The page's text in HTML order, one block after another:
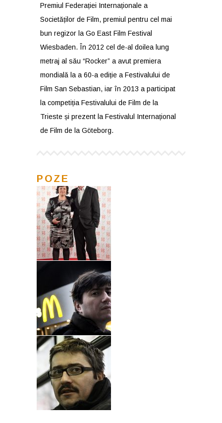
Premiul Federației Internaționale a
Societăților de Film, premiul pentru cel mai
bun regizor la Go East Film Festival
Wiesbaden. În 2012 cel de-al doilea lung
metraj al său “Rocker” a avut premiera
mondială la a 60-a ediție a Festivalului de
Film San Sebastian, iar în 2013 a participat
la competiția Festivalului de Film de la
Trieste și prezent la Festivalul Internațional
de Film de la Göteborg.
POZE